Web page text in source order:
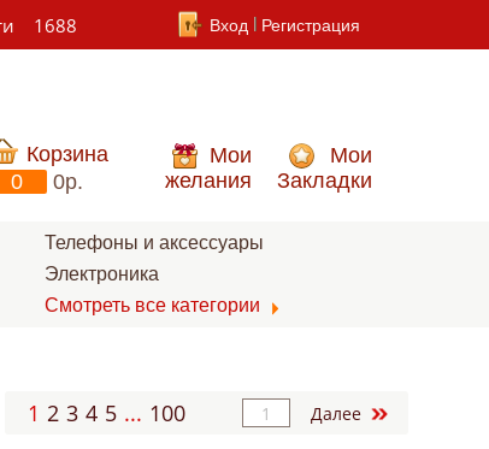
1688 Вход Регистрация
Корзина
0
0p.
Мои
желания
Мои
Закладки
Телефоны и аксессуары
Электроника
Смотреть все категории
1 2 3 4 5 ... 100 Далее